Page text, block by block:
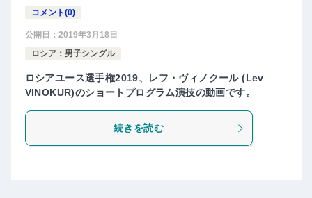
コメント(0)
公開日： 2019年3月18日
ロシア：男子シングル
ロシアユース選手権2019、レフ・ヴィノクール (Lev
VINOKUR)のショートプログラム演技の動画です。
続きを読む